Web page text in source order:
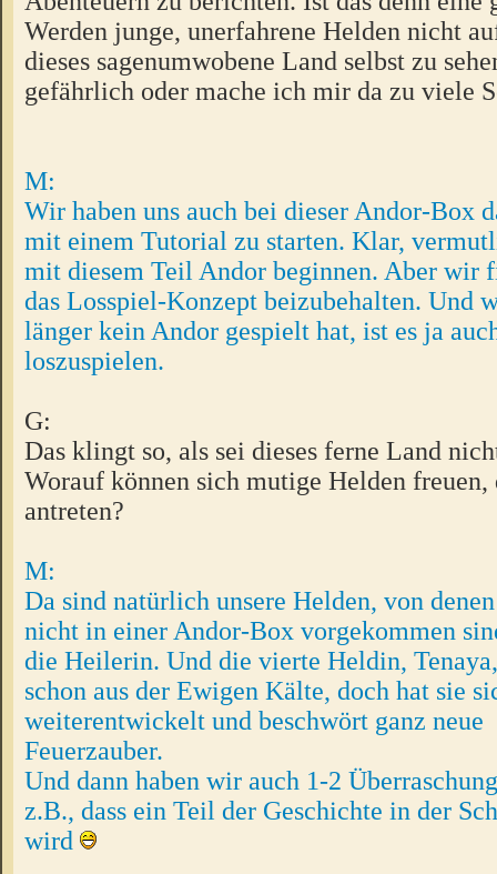
Werden junge, unerfahrene Helden nicht
dieses sagenumwobene Land selbst zu
gefährlich oder mache ich mir da zu viele
M:
Wir haben uns auch bei dieser Andor-Box
mit einem Tutorial zu starten. Klar,
mit diesem Teil Andor beginnen. Aber wir
das Losspiel-Konzept beizubehalten. Und
länger kein Andor gespielt hat, ist es ja
loszuspielen.
G:
Das klingt so, als sei dieses ferne Land
Worauf können sich mutige Helden freuen,
antreten?
M:
Da sind natürlich unsere Helden, von
nicht in einer Andor-Box vorgekommen
die Heilerin. Und die vierte Heldin,
schon aus der Ewigen Kälte, doch hat sie
weiterentwickelt und beschwört ganz neue
Feuerzauber.
Und dann haben wir auch 1-2
z.B., dass ein Teil der Geschichte in der
wird